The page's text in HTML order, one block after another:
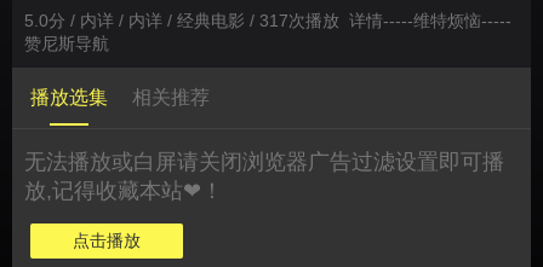
5.0分 / 内详 / 内详 / 经典电影 / 317次播放 详情-----维特烦恼-----
赞尼斯导航
播放选集 相关推荐
无法播放或白屏请关闭浏览器广告过滤设置即可播
放,记得收藏本站❤！
点击播放